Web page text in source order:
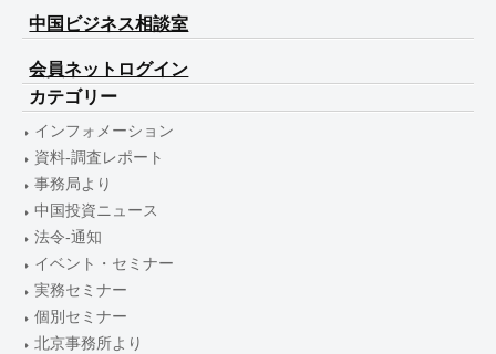
中国ビジネス相談室
会員ネットログイン
カテゴリー
インフォメーション
資料-調査レポート
事務局より
中国投資ニュース
法令-通知
イベント・セミナー
実務セミナー
個別セミナー
北京事務所より